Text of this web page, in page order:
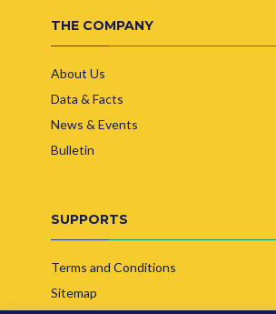
THE COMPANY
About Us
Data & Facts
News & Events
Bulletin
SUPPORTS
Terms and Conditions
Sitemap